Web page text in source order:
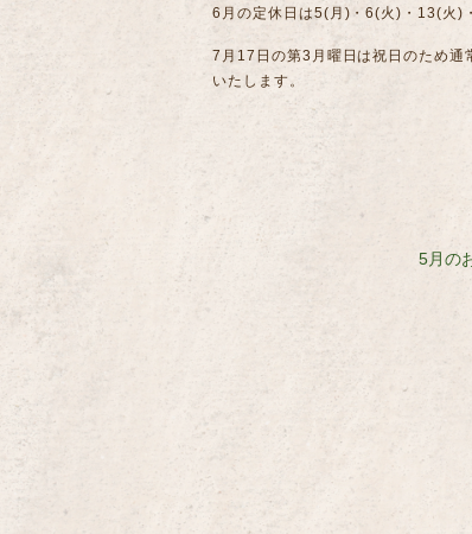
6月の定休日は5(月)・6(火)・13(火)
7月17日の第3月曜日は祝日のため通
いたします。
5月の